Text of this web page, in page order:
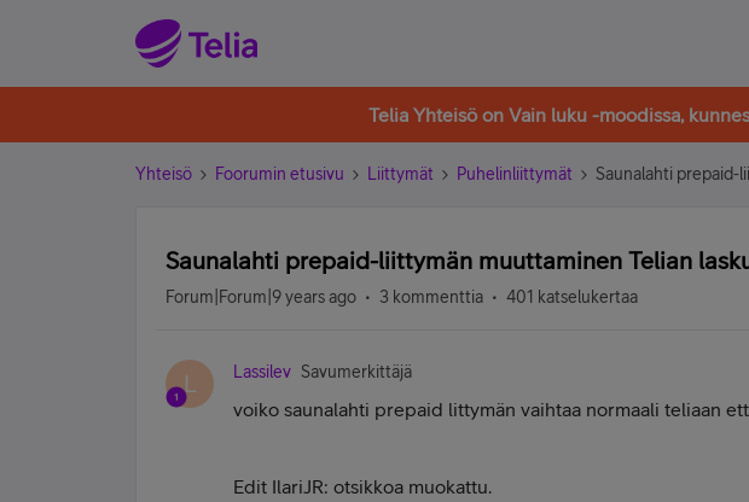
Telia Yhteisö on Vain luku -moodissa,
Yhteisö Foorumin etusivu Liittymät Puhelinliittymät Saunalahti prepaid-
Saunalahti prepaid-liittymän muuttaminen Telian
Forum|Forum|9 years ago 3 kommenttia 401 katselukertaa
L Lassilev Savumerkittäjä
voiko saunalahti prepaid littymän vaihtaa normaali teliaan
Edit IlariJR: otsikkoa muokattu.